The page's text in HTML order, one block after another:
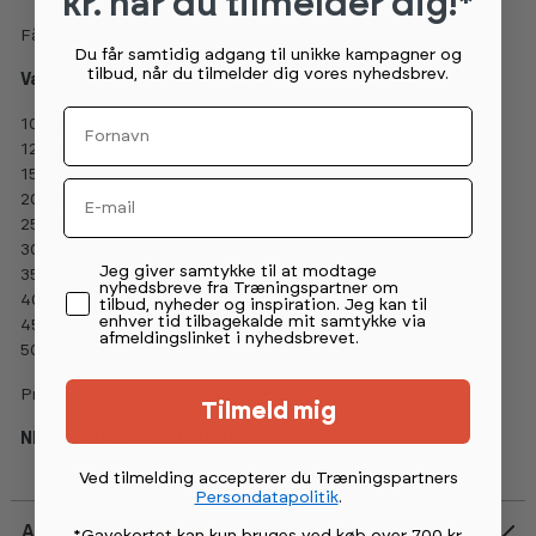
Fås i flere vægtvarianter:
Vægt
10 kg
12 kg
15 kg
20 kg
25 kg
30 kg
35 kg
40 kg
45 kg
50 kg
Prisen er angivet for 1 stk. Slamball.
NB: Kun eksempelbillede.
Du får samtidig adgang til unikke kampagner og
tilbud, når du tilmelder dig vores nyhedsbrev.
Fornavn
Email
Permission tekst
Jeg giver samtykke til at modtage
nyhedsbreve fra Træningspartner om
tilbud, nyheder og inspiration. Jeg kan til
enhver tid tilbagekalde mit samtykke via
afmeldingslinket i nyhedsbrevet.
Tilmeld mig
Ved tilmelding accepterer du Træningspartners
Persondatapolitik.